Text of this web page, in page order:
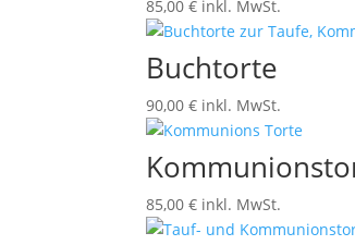
85,00€ inkl. MwSt.
Buchtorte
90,00€ inkl. MwSt.
85,00€ inkl. MwSt.